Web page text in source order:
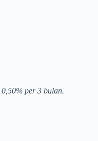
per 3 bulan.